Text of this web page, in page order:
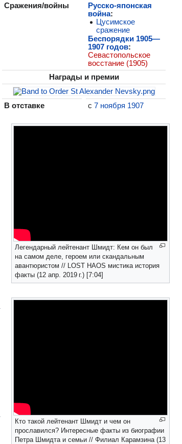
Сражения/войны
Русско-японская
война:
Цусимское
сражение
Беспорядки 1905—
1907 годов:
Севастопольское
восстание (1905)
Награды и премии
В отставке с7 ноября 1907
Легендарный лейтенант Шмидт: Кем он был
на самом деле, героем или скандальным
авантюристом // LOST HAOS мистика история
факты (12 апр. 2019 г.) [7:04]
Кто такой лейтенант Шмидт и чем он
прославился? Интересные факты из биографии
Петра Шмидта и семьи // Филиал Карамзина (13